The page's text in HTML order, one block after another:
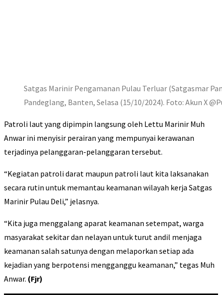
Satgas Marinir Pengamanan Pulau Terluar (Satgasmar
Pandeglang, Banten, Selasa (15/10/2024). Foto: Akun X
Patroli laut yang dipimpin langsung oleh Lettu Marinir Muh
Anwar ini menyisir perairan yang mempunyai kerawanan
terjadinya pelanggaran-pelanggaran tersebut.
“Kegiatan patroli darat maupun patroli laut kita laksanakan
secara rutin untuk memantau keamanan wilayah kerja Satgas
Marinir Pulau Deli,” jelasnya.
“Kita juga menggalang aparat keamanan setempat, warga
masyarakat sekitar dan nelayan untuk turut andil menjaga
keamanan salah satunya dengan melaporkan setiap ada
kejadian yang berpotensi mengganggu keamanan,” tegas Muh
Anwar. (Fjr)